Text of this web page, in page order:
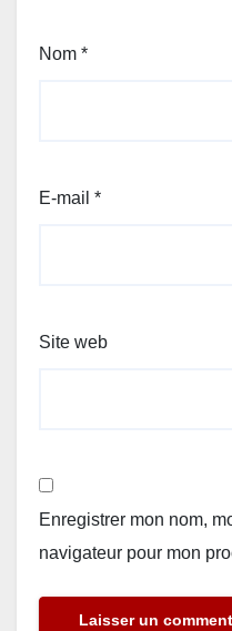
Nom *
E-mail *
Site web
Enregistrer mon nom,
navigateur pour mon